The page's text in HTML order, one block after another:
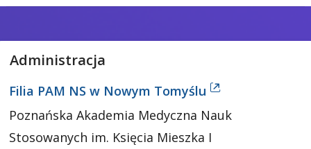
Administracja
Filia PAM NS w Nowym Tomyślu
Poznańska Akademia Medyczna Nauk
Stosowanych im. Księcia Mieszka I